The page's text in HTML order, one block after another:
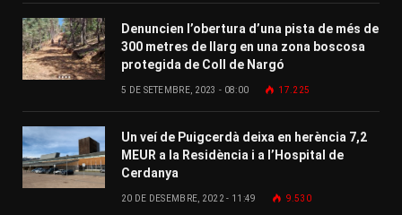
Denuncien l’obertura d’una pista de més de
300 metres de llarg en una zona boscosa
protegida de Coll de Nargó
5 DE SETEMBRE, 2023 - 08:00 17.225
Un veí de Puigcerdà deixa en herència 7,2
MEUR a la Residència i a l’Hospital de
Cerdanya
20 DE DESEMBRE, 2022 - 11:49 9.530